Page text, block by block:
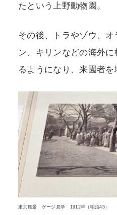
たという上野動物園。
その後、トラやゾウ、
ン、キリンなどの海外
るようになり、来園者を
東京風景 ゲージ見学 1912年（明治45）